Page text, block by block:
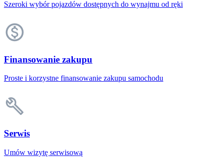
Szeroki wybór pojazdów dostępnych do wynajmu od ręki
Finansowanie zakupu
Proste i korzystne finansowanie zakupu samochodu
Serwis
Umów wizytę serwisową